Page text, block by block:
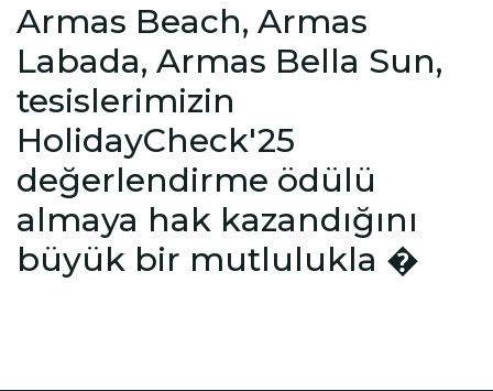
Armas Beach, Armas
Labada, Armas Bella Sun,
tesislerimizin
HolidayCheck'25
değerlendirme ödülü
almaya hak kazandığını
büyük bir mutlulukla �